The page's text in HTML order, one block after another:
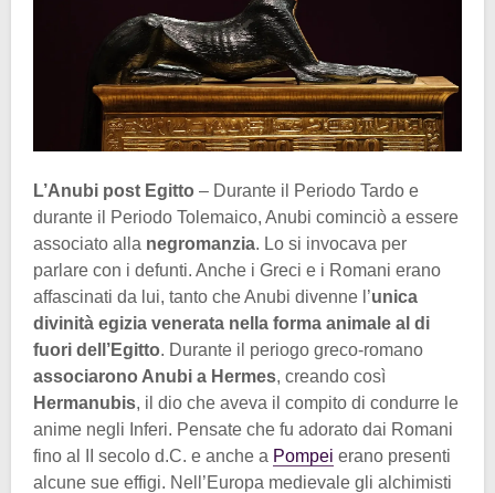
L’Anubi post Egitto – Durante il Periodo Tardo e
durante il Periodo Tolemaico, Anubi cominciò a essere
associato alla negromanzia. Lo si invocava per
parlare con i defunti. Anche i Greci e i Romani erano
affascinati da lui, tanto che Anubi divenne l’unica
divinità egizia venerata nella forma animale al di
fuori dell’Egitto. Durante il periogo greco-romano
associarono Anubi a Hermes, creando così
Hermanubis, il dio che aveva il compito di condurre le
anime negli Inferi. Pensate che fu adorato dai Romani
fino al II secolo d.C. e anche a Pompei erano presenti
alcune sue effigi. Nell’Europa medievale gli alchimisti